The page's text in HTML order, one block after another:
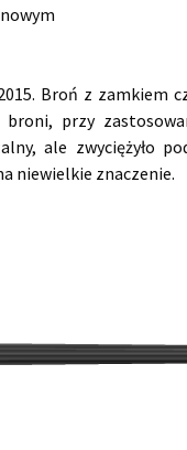
Broń z zamkiem
przy
ale zwyciężyło
niewielkie znaczenie.